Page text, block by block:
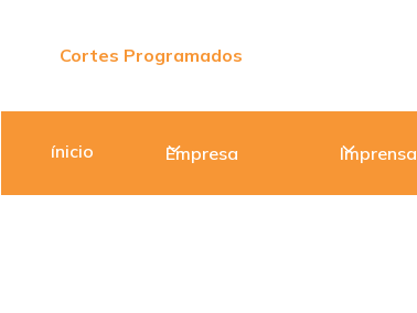
Cortes Programados
ínicio Empresa Imprensa